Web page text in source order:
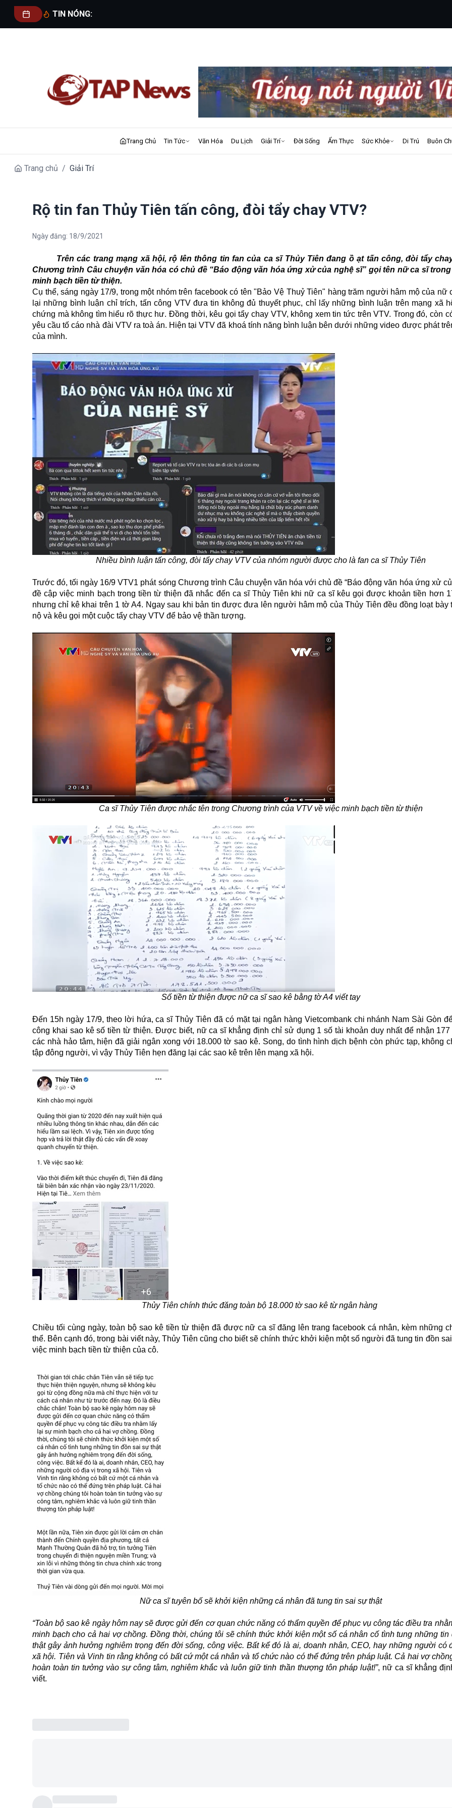
TIN NÓNG:
Trang Chủ Tin Tức Văn Hóa Du Lịch Giải Trí Đời Sống Ẩm Thực Sức Khỏe Di Trú Buôn
Trang chủ / Giải Trí
Rộ tin fan Thủy Tiên tấn công, đòi tẩy chay VTV?
Ngày đăng: 18/9/2021
Trên các trang mạng xã hội, rộ lên thông tin fan của ca sĩ Thủy Tiên đang ồ ạt tấn công, đòi tẩy
Chương trình Câu chuyện văn hóa có chủ đề “Báo động văn hóa ứng xử của nghệ sĩ” gọi tên nữ ca sĩ
minh bạch tiền từ thiện.
Cụ thể, sáng ngày 17/9, trong một nhóm trên facebook có tên "Bảo Vệ Thuỷ Tiên" hàng trăm người hâm mộ của nữ
lại những bình luận chỉ trích, tấn công VTV đưa tin không đủ thuyết phục, chỉ lấy những bình luận trên mạng xã
chứng mà không tìm hiểu rõ thực hư. Đồng thời, kêu gọi tẩy chay VTV, không xem tin tức trên VTV. Trong đó, còn
yêu cầu tố cáo nhà đài VTV ra toà án. Hiện tại VTV đã khoá tính năng bình luận bên dưới những video được phát
của mình.
Nhiều bình luận tấn công, đòi tẩy chay VTV của nhóm người được cho là fan ca sĩ Thủy Tiên
Trước đó, tối ngày 16/9 VTV1 phát sóng Chương trình Câu chuyện văn hóa với chủ đề “Báo động văn hóa ứng xử
đề cập việc minh bạch trong tiền từ thiện đã nhắc đến ca sĩ Thủy Tiên khi nữ ca sĩ kêu gọi được khoản tiền hơn
nhưng chỉ kê khai trên 1 tờ A4. Ngay sau khi bản tin được đưa lên người hâm mộ của Thủy Tiên đều đồng loạt bày
nộ và kêu gọi một cuộc tẩy chay VTV để bảo vệ thần tượng.
Ca sĩ Thủy Tiên được nhắc tên trong Chương trình của VTV về việc minh bạch tiền từ thiện
Số tiền từ thiện được nữ ca sĩ sao kê bằng tờ A4 viết tay
Đến 15h ngày 17/9, theo lời hứa,ca sĩThủy Tiên đã có mặt tại ngân hàng Vietcombank chi nhánh Nam Sài Gòn
công khai sao kê số tiền từ thiện. Được biết, nữ ca sĩ khẳng định chỉ sử dụng 1 số tài khoản duy nhất để nhận
các nhà hảo tâm, hiện đã giải ngân xong với 18.000 tờ sao kê. Song, do tình hình dịch bệnh còn phức tạp, không
tập đông người, vì vậy Thủy Tiên hẹn đăng lại các sao kê trên lên mạng xã hội.
Thủy Tiên chính thức đăng toàn bộ 18.000 tờ sao kê từ ngân hàng
Chiều tối cùng ngày, toàn bộ sao kê tiền từ thiện đã được nữ ca sĩ đăng lên trang facebook cá nhân, kèm những
thể. Bên cạnh đó, trong bài viết này, Thủy Tiên cũng cho biết sẽ chính thức khởi kiện một số người đã tung tin đồn
việc minh bạch tiền từ thiện của cô.
Nữ ca sĩ tuyên bố sẽ khởi kiện những cá nhân đã tung tin sai sự thật
“Toàn bộ sao kê ngày hôm nay sẽ được gửi đến cơ quan chức năng có thẩm quyền để phục vụ công tác điều tra
minh bạch cho cả hai vợ chồng. Đồng thời, chúng tôi sẽ chính thức khởi kiện một số cá nhân cố tình tung những tin
thật gây ảnh hưởng nghiêm trọng đến đời sống, công việc. Bất kể đó là ai, doanh nhân, CEO, hay những người có
xã hội. Tiên và Vinh tin rằng không có bất cứ một cá nhân và tổ chức nào có thể đứng trên pháp luật. Cả hai vợ
hoàn toàn tin tưởng vào sự công tâm, nghiêm khắc và luôn giữ tinh thần thượng tôn pháp luật!”, nữ ca sĩ khẳng
viết.